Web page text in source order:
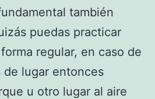
también
puedas practicar
regular, en caso de
de lugar entonces
u otro lugar al aire